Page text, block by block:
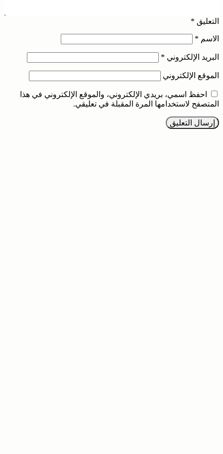
التعليق *
الاسم *
البريد الإلكتروني *
الموقع الإلكتروني
احفظ اسمي، بريدي الإلكتروني، والموقع الإلكتروني في هذا
المتصفح لاستخدامها المرة المقبلة في تعليقي.